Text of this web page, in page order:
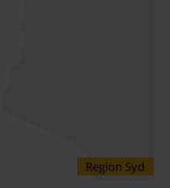
Region Syd